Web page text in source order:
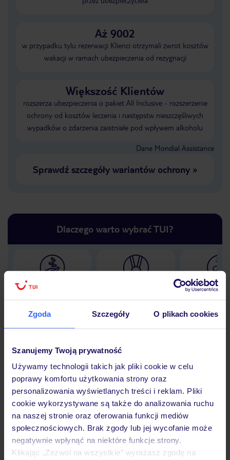
Zgoda Szczegóły O plikach cookies
Szanujemy Twoją prywatność
Używamy technologii takich jak pliki cookie w celu
poprawy komfortu użytkowania strony oraz
personalizowania wyświetlanych treści i reklam. Pliki
cookie wykorzystywane są także do analizowania ruchu
na naszej stronie oraz oferowania funkcji mediów
społecznościowych. Brak zgody lub jej wycofanie może
negatywnie wpłynąć na niektóre funkcje strony.
Klikając „Zezwól na wszystkie” wyrażasz zgodę na
Aż 9002
w przypadku tylu rezerwacji Klienci otrzymali zwrot kosztów
wakacji w ramach ubezpieczenia od rezygnacji
Większość Klientów
rozszerza ubezpieczenia o pakiet All Inclusive - rozszerzenie
ochrony od kosztów leczenia i następstw nieszczęśliwych
wypadków o zdarzenia zaistniałe pod wpływem alkoholu
Dane Mondial Assistance
Sprawdź szczegóły wariantów ochrony»
Dlaczego warto wybrać TUI?
Lider niskich cen 30 lat w
Hotel
Opinie
Pokoje